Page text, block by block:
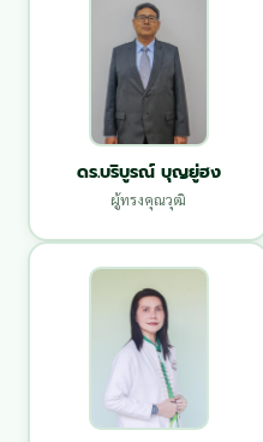
ดร.บริบูรณ์ บุญยู่ฮง
ผู้ทรงคุณวุฒิ